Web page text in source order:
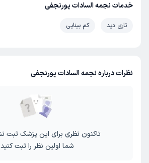
خدمات نجمه السادات پورنجفی
تاری دید کم بینایی
نظرات درباره نجمه السادات پورنجفی
تاکنون نظری برای این پزشک ثبت
شما اولین نظر را ثبت